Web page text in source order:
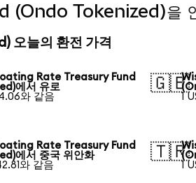
Tokenized)을 인
오늘의 환전 가격
Rate Treasury Fund
에서 유로
와 같음
🇬🇧
1
Rate Treasury Fund
에서 중국 위안화
와 같음
🇹🇷
1